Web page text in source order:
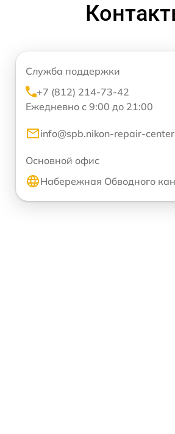
Служба поддержки
+7 (812) 214-73-42
Ежедневно с 9:00 до 21:00
info@spb.nikon-repair-
Основной офис
Набережная Обводного